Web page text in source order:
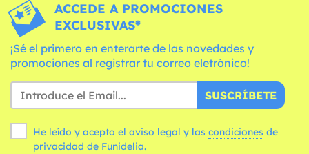
ACCEDE A PROMOCIONES
EXCLUSIVAS*
¡Sé el primero en enterarte de las novedades y
promociones al registrar tu correo eletrónico!
SUSCRÍBETE
He leído y acepto el aviso legal y las condiciones
privacidad de Funidelia.